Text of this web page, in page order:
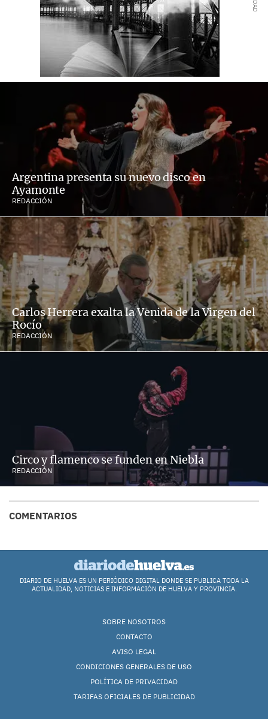
Argentina presenta su nuevo disco en
Ayamonte
REDACCIÓN
Carlos Herrera exalta la Venida de la Virgen del
Rocío
REDACCIÓN
Circo y flamenco se funden en Niebla
REDACCIÓN
COMENTARIOS
DIARIO DE HUELVA ES UN PERIÓDICO DIGITAL DONDE SE PUBLICA TODA LA
ACTUALIDAD, NOTICIAS E INFORMACIÓN DE HUELVA Y PROVINCIA.
SOBRE NOSOTROS
CONTACTO
AVISO LEGAL
CONDICIONES GENERALES DE USO
POLÍTICA DE PRIVACIDAD
TARIFAS OFICIALES DE PUBLICIDAD